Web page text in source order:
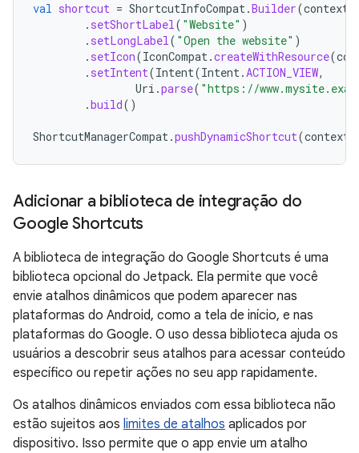
val shortcut = ShortcutInfoCompat.Builder(context
. setShortLabel( "Website" )
. setLongLabel( "Open the website" )
. setIcon(IconCompat.createWithResource(
. setIntent(Intent(Intent.ACTION_VIEW,
Uri .parse( "https://
.build()
ShortcutManagerCompat.pushDynamicShortcut(context
Adicionar a biblioteca de integração do
Google Shortcuts
A biblioteca de integração do Google Shortcuts é uma
biblioteca opcional do Jetpack. Ela permite que você
envie atalhos dinâmicos que podem aparecer nas
plataformas do Android, como a tela de início, e nas
plataformas do Google. O uso dessa biblioteca ajuda os
usuários a descobrir seus atalhos para acessar conteúdo
específico ou repetir ações no seu app rapidamente.
Os atalhos dinâmicos enviados com essa biblioteca não
estão sujeitos aos limites de atalhos aplicados por
dispositivo. Isso permite que o app envie um atalho